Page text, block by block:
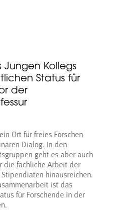
Kollegs
Status für
der
Ort für freies Forschen
Dialog. In den
geht es aber auch
die fachliche Arbeit der
hinausreichen.
ist das
für Forschende in der